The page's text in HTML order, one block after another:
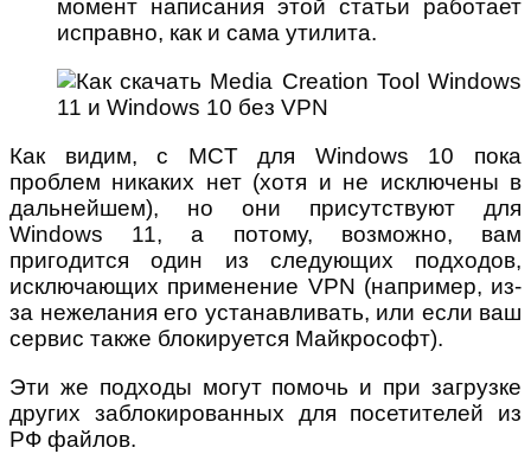
момент написания этой статьи работает
исправно, как и сама утилита.
Как видим, с MCT для Windows 10 пока
проблем никаких нет (хотя и не исключены в
дальнейшем), но они присутствуют для
Windows 11, а потому, возможно, вам
пригодится один из следующих подходов,
исключающих применение VPN (например, из-
за нежелания его устанавливать, или если ваш
сервис также блокируется Майкрософт).
Эти же подходы могут помочь и при загрузке
других заблокированных для посетителей из
РФ файлов.